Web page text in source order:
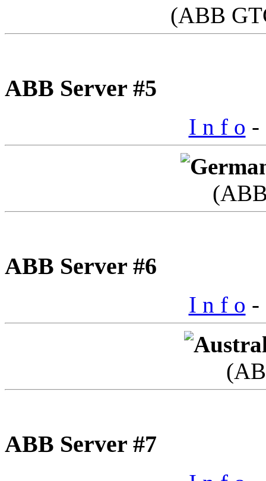
(ABB
ABB Server #5
I n f o -
ABB Server #6
I n f o -
ABB Server #7